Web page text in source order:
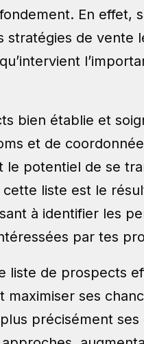
En effet,
stratégies de vente
bien établie et
et de
le potentiel de se
liste est le
à identifier les
par tes
liste de prospects
maximiser ses
précisément